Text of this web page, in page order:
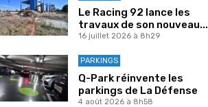
Le Racing 92 lance les
travaux de son nouveau...
16 juillet 2026 à 8h29
PARKINGS
Q-Park réinvente les
parkings de La Défense
4 août 2026 à 8h58